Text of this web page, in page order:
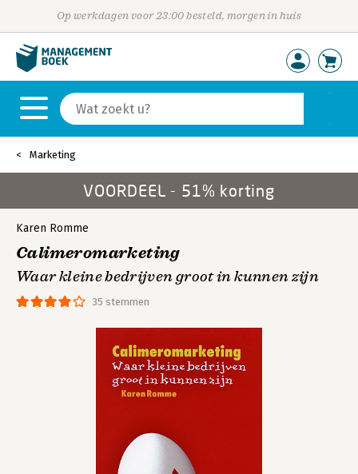
Op werkdagen voor 23:00 besteld, morgen in huis
Marketing
VOORDEEL - 51% korting
35 stemmen
Karen Romme
Calimeromarketing
Waar kleine bedrijven groot in kunnen zijn